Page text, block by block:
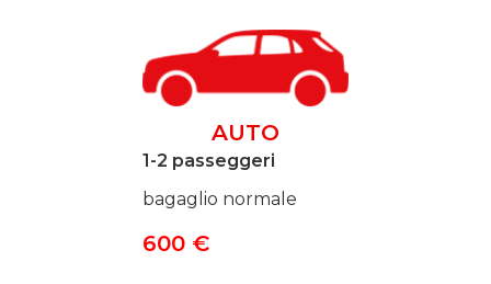
AUTO
1-2 passeggeri
bagaglio normale
600 €